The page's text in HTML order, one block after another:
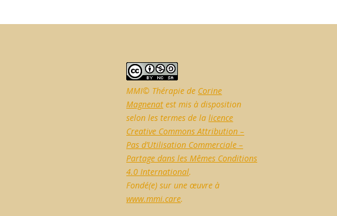
MMI© Thérapie de Corine
Magnenat est mis à disposition
selon les termes de lalicence
Creative Commons Attribution –
Pas d’Utilisation Commerciale –
Partage dans les Mêmes Conditions
4.0 International.
Fondé(e) sur une œuvre à
www.mmi.care.